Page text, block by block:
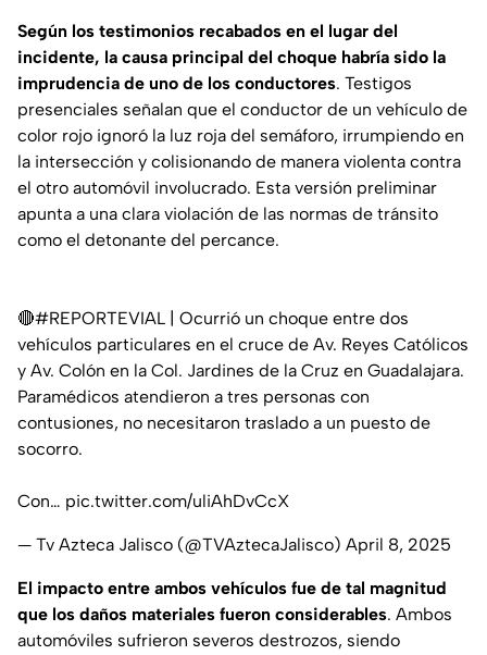
Según los testimonios recabados en el lugar del
incidente, la causa principal del choque habría sido la
imprudencia de uno de los conductores. Testigos
presenciales señalan que el conductor de un vehículo de
color rojo ignoró la luz roja del semáforo, irrumpiendo en
la intersección y colisionando de manera violenta contra
el otro automóvil involucrado. Esta versión preliminar
apunta a una clara violación de las normas de tránsito
como el detonante del percance.
🔴#REPORTEVIAL | Ocurrió un choque entre dos
vehículos particulares en el cruce de Av. Reyes Católicos
y Av. Colón en la Col. Jardines de la Cruz en Guadalajara.
Paramédicos atendieron a tres personas con
contusiones, no necesitaron traslado a un puesto de
socorro.
Con… pic.twitter.com/uliAhDvCcX
— Tv Azteca Jalisco (@TVAztecaJalisco) April 8, 2025
El impacto entre ambos vehículos fue de tal magnitud
que los daños materiales fueron considerables. Ambos
automóviles sufrieron severos destrozos, siendo